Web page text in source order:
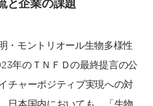
と企業の課題
・モントリオール生物多様性
年のＴＮＦＤの最終提言の公
チャーポジティブ実現への対